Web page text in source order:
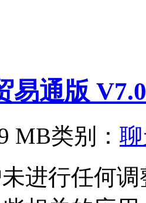
易通版
MB类别：
行任何调